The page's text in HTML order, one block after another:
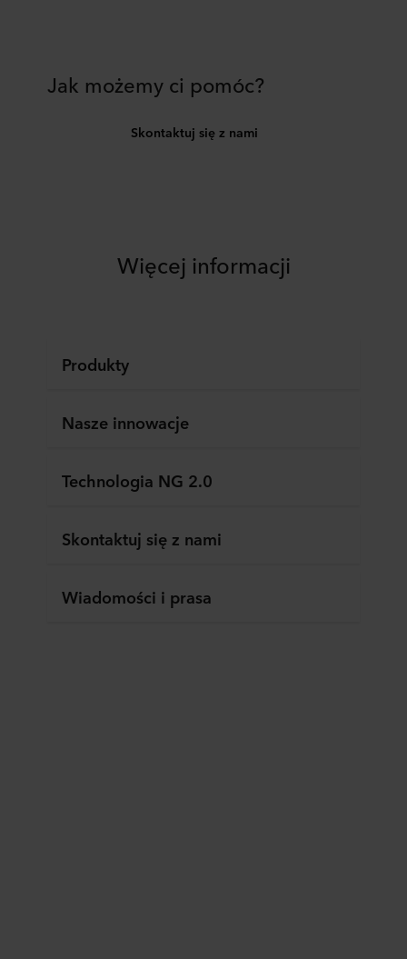
Jak możemy ci pomóc?
Skontaktuj się z nami
Więcej informacji
Produkty
Nasze innowacje
Technologia NG 2.0
Skontaktuj się z nami
Wiadomości i prasa